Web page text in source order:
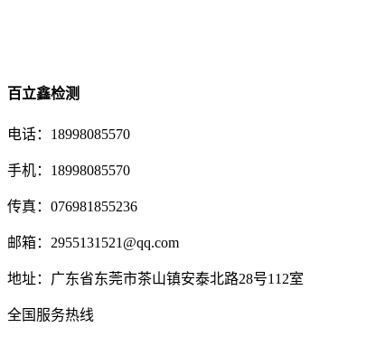
百立鑫检测
电话：18998085570
手机：18998085570
传真：076981855236
邮箱：2955131521@qq.com
地址：广东省东莞市茶山镇安泰北路28号112室
全国服务热线